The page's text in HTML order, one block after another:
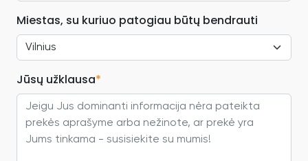
Miestas, su kuriuo patogiau būtų bendrauti
Jūsų užklausa*